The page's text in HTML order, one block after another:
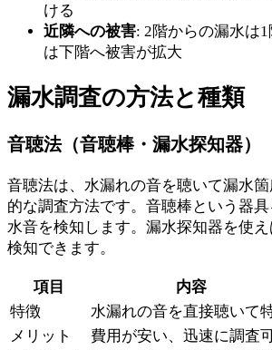
ける
近隣への被害: 2階からの漏水は
は下階へ被害が拡大
漏水調査の方法と種類
音聴法（音聴棒・漏水探知器）
音聴法は、水漏れの音を聴いて漏水
的な調査方法です。音聴棒という器
水音を検知します。漏水探知器を使
検知できます。
項目
内容
特徴
水漏れの音を直接聴いて
メリット
費用が安い、迅速に調査